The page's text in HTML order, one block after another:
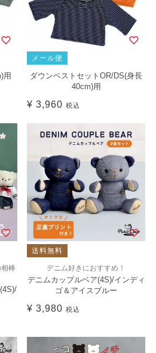
用
メール便
ダウンベストセットOR/DS(身長
40cm)用
¥ 3,960 税込
棒
送料無料
デニム好きにおすすめ！
デニムカップルベア(4S)/インディ
ゴ＆アイスブルー
¥ 3,980 税込